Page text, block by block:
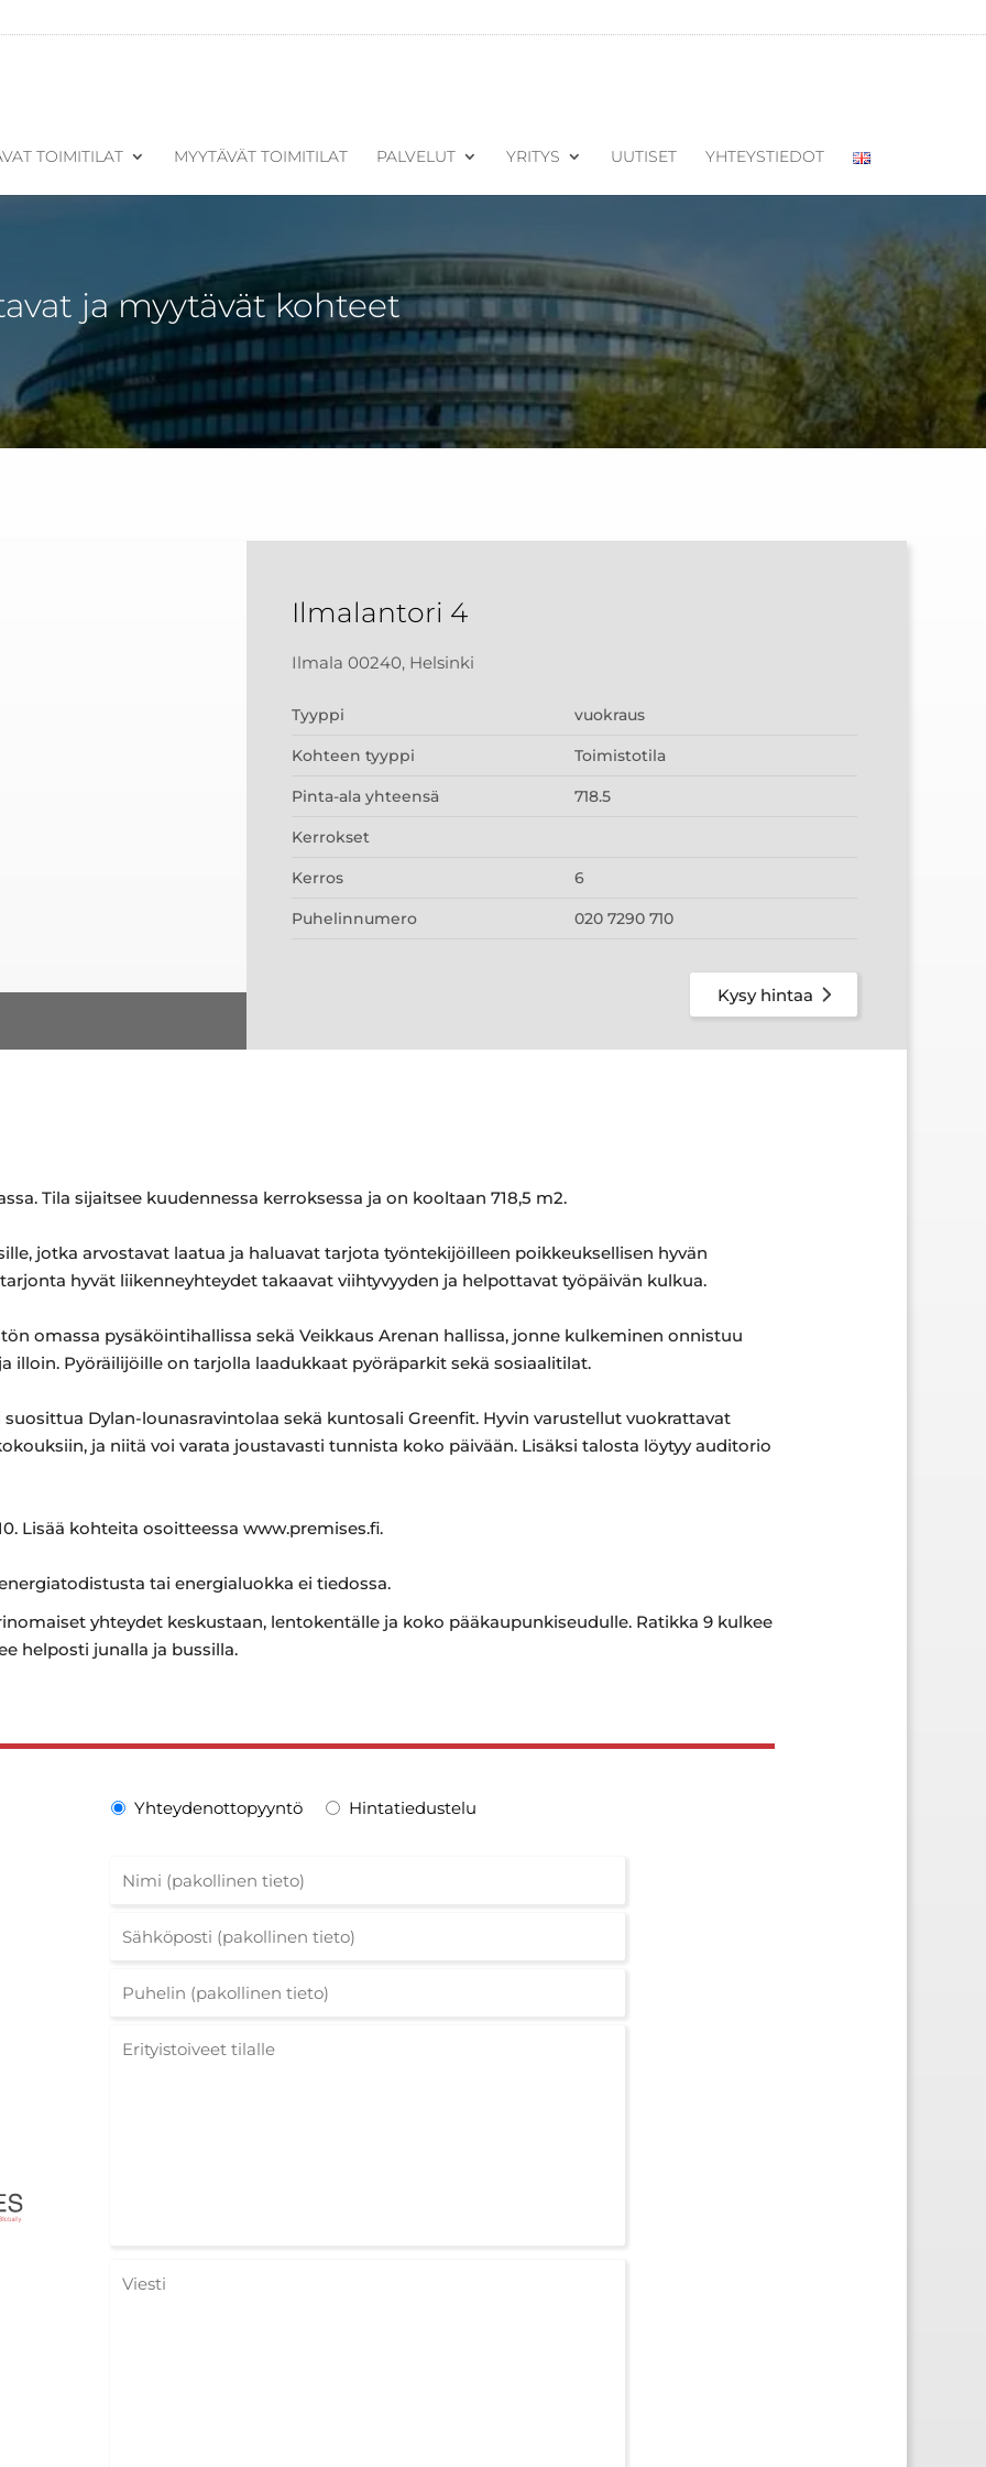
TOIMITILAT MYYTÄVÄT TOIMITILAT PALVELUT YRITYS UUTISET YHTEYSTIEDOT
ja myytävät kohteet
Ilmalantori 4
Ilmala 00240, Helsinki
Tyyppi vuokraus
Kohteen tyyppi Toimistotila
Pinta-ala yhteensä 718.5
Kerrokset
Kerros 6
Puhelinnumero 020 7290 710
Kysy hintaa
Tila sijaitsee kuudennessa kerroksessa ja on kooltaan 718,5 m2.
jotka arvostavat laatua ja haluavat tarjota työntekijöilleen poikkeuksellisen hyvän
hyvät liikenneyhteydet takaavat viihtyvyyden ja helpottavat työpäivän kulkua.
omassa pysäköintihallissa sekä Veikkaus Arenan hallissa, jonne kulkeminen onnistuu
illoin. Pyöräilijöille on tarjolla laadukkaat pyöräparkit sekä sosiaalitilat.
Dylan-lounasravintolaa sekä kuntosali Greenfit. Hyvin varustellut vuokrattavat
ja niitä voi varata joustavasti tunnista koko päivään. Lisäksi talosta löytyy auditorio
Lisää kohteita osoitteessa www.premises.fi.
tai energialuokka ei tiedossa.
yhteydet keskustaan, lentokentälle ja koko pääkaupunkiseudulle. Ratikka 9 kulkee
helposti junalla ja bussilla.
Yhteydenottopyyntö Hintatiedustelu